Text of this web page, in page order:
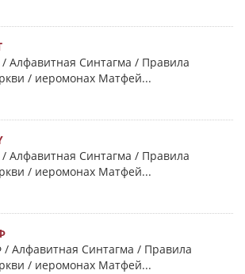
Синтагма / Правила
/ иеромонах Матфей...
Синтагма / Правила
/ иеромонах Матфей...
Синтагма / Правила
/ иеромонах Матфей...